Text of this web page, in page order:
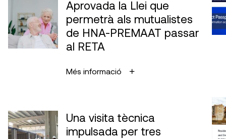
Aprovada la Llei que
permetrà als mutualistes
de HNA-PREMAAT passar
al RETA
Més informació
Una visita tècnica
impulsada per tres